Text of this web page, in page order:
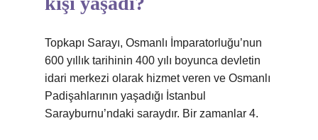
Topkapı Sarayı, Osmanlı İmparatorluğu’nun
600 yıllık tarihinin 400 yılı boyunca devletin
idari merkezi olarak hizmet veren ve Osmanlı
Padişahlarının yaşadığı İstanbul
Sarayburnu’ndaki saraydır. Bir zamanlar 4.